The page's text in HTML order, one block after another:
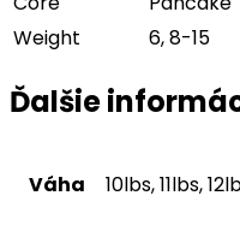
Weight
6, 8-15
Ďalšie
Váha 10lbs, 11lbs,